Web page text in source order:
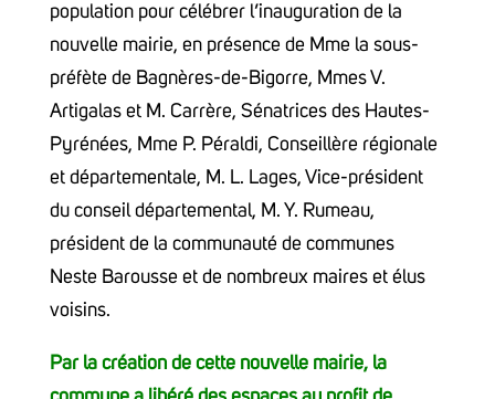
population pour célébrer l’inauguration de la
nouvelle mairie, en présence de Mme la sous-
préfète de Bagnères-de-Bigorre, Mmes V.
Artigalas et M. Carrère, Sénatrices des Hautes-
Pyrénées, Mme P. Péraldi, Conseillère régionale
et départementale, M. L. Lages, Vice-président
du conseil départemental, M. Y. Rumeau,
président de la communauté de communes
Neste Barousse et de nombreux maires et élus
voisins.
Par la création de cette nouvelle mairie, la